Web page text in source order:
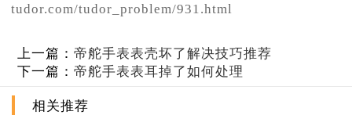
tudor.com/tudor_problem/931.html
上一篇：帝舵手表表壳坏了解决技巧推荐
下一篇：帝舵手表表耳掉了如何处理
相关推荐